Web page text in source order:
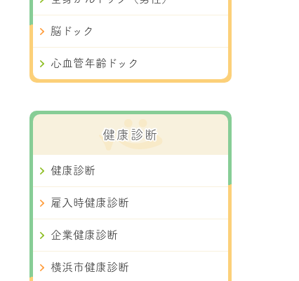
脳ドック
心血管年齢ドック
健康診断
健康診断
雇入時健康診断
企業健康診断
横浜市健康診断